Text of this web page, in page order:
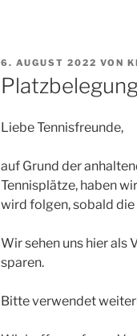
VERÖFFENTLICHT
AM
6. AUGUST 2022 VON
Liebe Tennisfreunde,
auf Grund der
Tennisplätze, haben
wird folgen, sobald
Wir sehen uns hier als
sparen.
Bitte verwendet